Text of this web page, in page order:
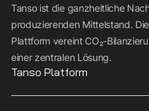
Tanso ist die ganzheitliche
produzierenden Mittelstand.
Plattform vereint CO₂-
einer zentralen Lösung.
Tanso Platform